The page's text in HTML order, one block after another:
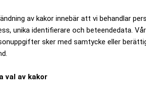
av kakor innebär att vi behandlar
unika identifierare och beteendedata.
sker med samtycke eller
val av kakor
lukrativ marknad med stödtjänster.
, forskare på RISE och tidigare
takt med att fler aktörer installerat